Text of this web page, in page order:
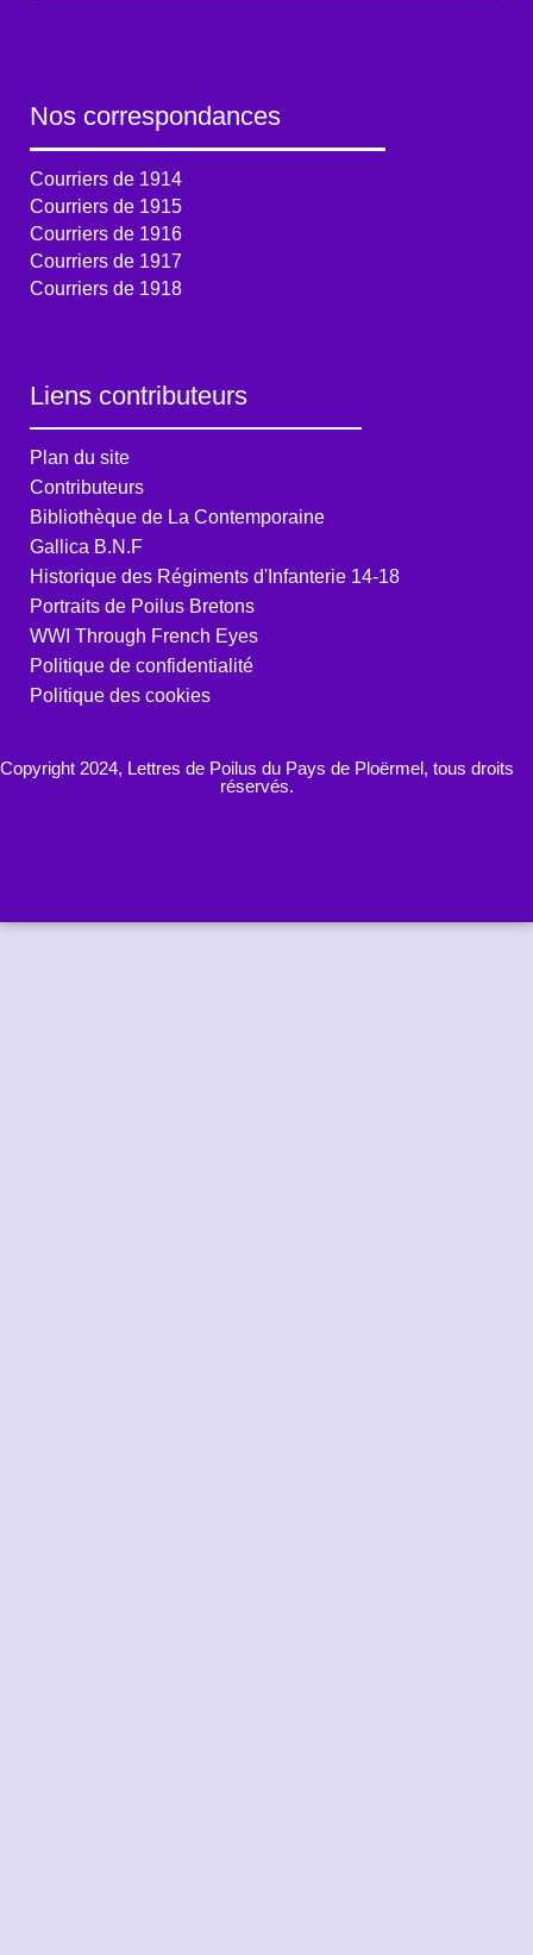
Nos correspondances
Courriers de 1914
Courriers de 1915
Courriers de 1916
Courriers de 1917
Courriers de 1918
Liens contributeurs
Plan du site
Contributeurs
Bibliothèque de La Contemporaine
Gallica B.N.F
Historique des Régiments d'Infanterie 14-18
Portraits de Poilus Bretons
WWI Through French Eyes
Politique de confidentialité
Politique des cookies
Copyright 2024, Lettres de Poilus du Pays de Ploërmel, tous droits
réservés.